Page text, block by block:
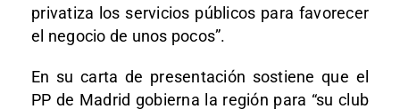
privatiza los servicios públicos para favorecer
el negocio de unos pocos”.
En su carta de presentación sostiene que el
PP de Madrid gobierna la región para “su club